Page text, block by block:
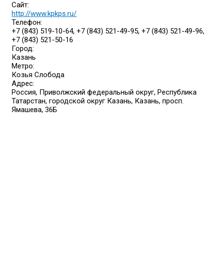
Сайт:
http://www.kpkps.ru/
Телефон:
+7 (843) 519-10-64, +7 (843) 521-49-95, +7 (843) 521-49-96,
+7 (843) 521-50-16
Город:
Казань
Метро:
Козья Слобода
Адрес:
Россия, Приволжский федеральный округ, Республика
Татарстан, городской округ Казань, Казань, просп.
Ямашева, 36Б